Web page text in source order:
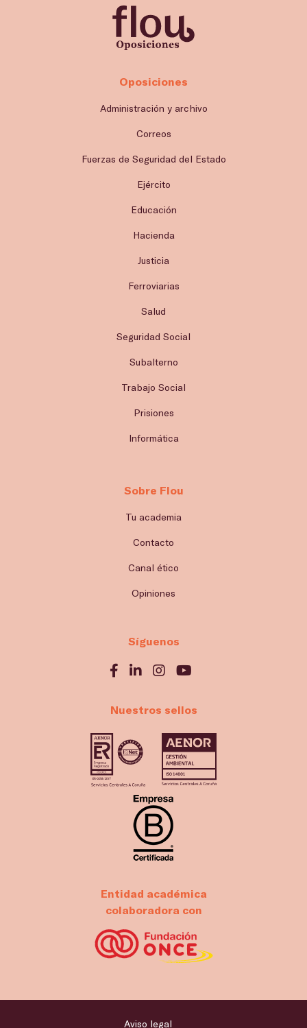
Oposiciones
Administración y archivo
Correos
Fuerzas de Seguridad del Estado
Ejército
Educación
Hacienda
Justicia
Ferroviarias
Salud
Seguridad Social
Subalterno
Trabajo Social
Prisiones
Informática
Sobre Flou
Tu academia
Contacto
Canal ético
Opiniones
Síguenos
Nuestros sellos
Entidad académica
colaboradora con
Aviso legal